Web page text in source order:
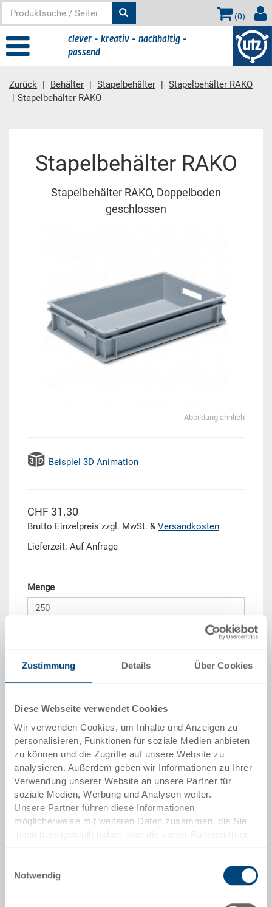
Zustimmung Details Über Cookies
Diese Webseite verwendet Cookies
Wir verwenden Cookies, um Inhalte und Anzeigen zu
personalisieren, Funktionen für soziale Medien anbieten
zu können und die Zugriffe auf unsere Website zu
analysieren. Außerdem geben wir Informationen zu Ihrer
Verwendung unserer Website an unsere Partner für
soziale Medien, Werbung und Analysen weiter.
Unsere Partner führen diese Informationen
möglicherweise mit weiteren Daten zusammen, die Sie
Nutzung der Dienste gesammelt haben.
Notwendig
(0)
clever - kreativ - nachhaltig -
passend
Zurück Behälter Stapelbehälter
Stapelbehälter RAKO
Stapelbehälter RAKO
Stapelbehälter RAKO
Stapelbehälter RAKO, Doppelboden
geschlossen
Abbildung ähnlich
Beispiel 3D Animation
CHF 31.30
Brutto Einzelpreis zzgl. MwSt. & Versandkosten
Lieferzeit: Auf Anfrage
Menge
ab 250 Stück CHF 20.35
Mengenstaffeln entsprechen Verpackungseinheiten.
Artikeldaten
Bestellnummer
3-300Z-213-V.7000.0101
Farbe: